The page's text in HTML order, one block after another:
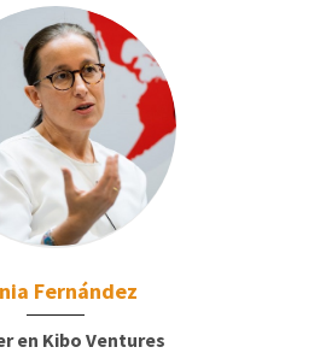
Fernández
en Kibo Ventures